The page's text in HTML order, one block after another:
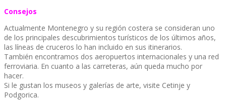
Consejos
Actualmente Montenegro y su región costera se consideran uno
de los principales descubrimientos turísticos de los últimos años,
las líneas de cruceros lo han incluido en sus itinerarios.
También encontramos dos aeropuertos internacionales y una red
ferroviaria. En cuanto a las carreteras, aún queda mucho por
hacer.
Si le gustan los museos y galerías de arte, visite Cetinje y
Podgorica.